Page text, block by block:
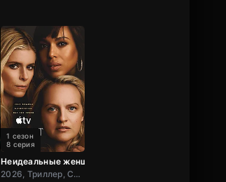
Неидеальные женщины
2026, Триллер, США
1 сезон
8 серия